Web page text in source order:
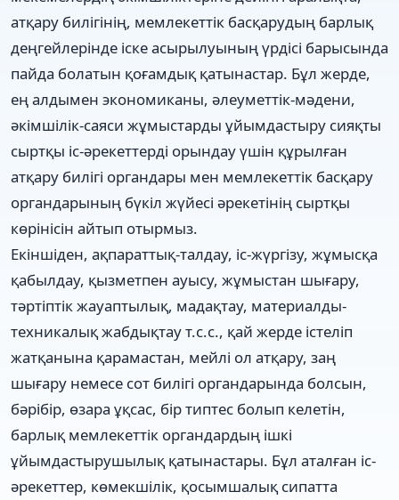
атқару билігінің, мемлекеттік басқарудың барлық
деңгейлерінде іске асырылуының үрдісі барысында
пайда болатын қоғамдық қатынастар. Бұл жерде,
ең алдымен экономиканы, әлеуметтік-мәдени,
әкімшілік-саяси жұмыстарды ұйымдастыру сияқты
сыртқы іс-әрекеттерді орындау үшін құрылған
атқару билігі органдары мен мемлекеттік басқару
органдарының бүкіл жүйесі әрекетінің сыртқы
көрінісін айтып отырмыз.
Екіншіден, ақпараттық-талдау, іс-жүргізу, жұмысқа
қабылдау, қызметпен ауысу, жұмыстан шығару,
тәртіптік жауаптылық, мадақтау, материалды-
техникалық жабдықтау т.с.с., қай жерде істеліп
жатқанына қарамастан, мейлі ол атқару, заң
шығару немесе сот билігі органдарында болсын,
бәрібір, өзара ұқсас, бір типтес болып келетін,
барлық мемлекеттік органдардың ішкі
ұйымдастырушылық қатынастары. Бұл аталған іс-
әрекеттер, көмекшілік, қосымшалық сипатта